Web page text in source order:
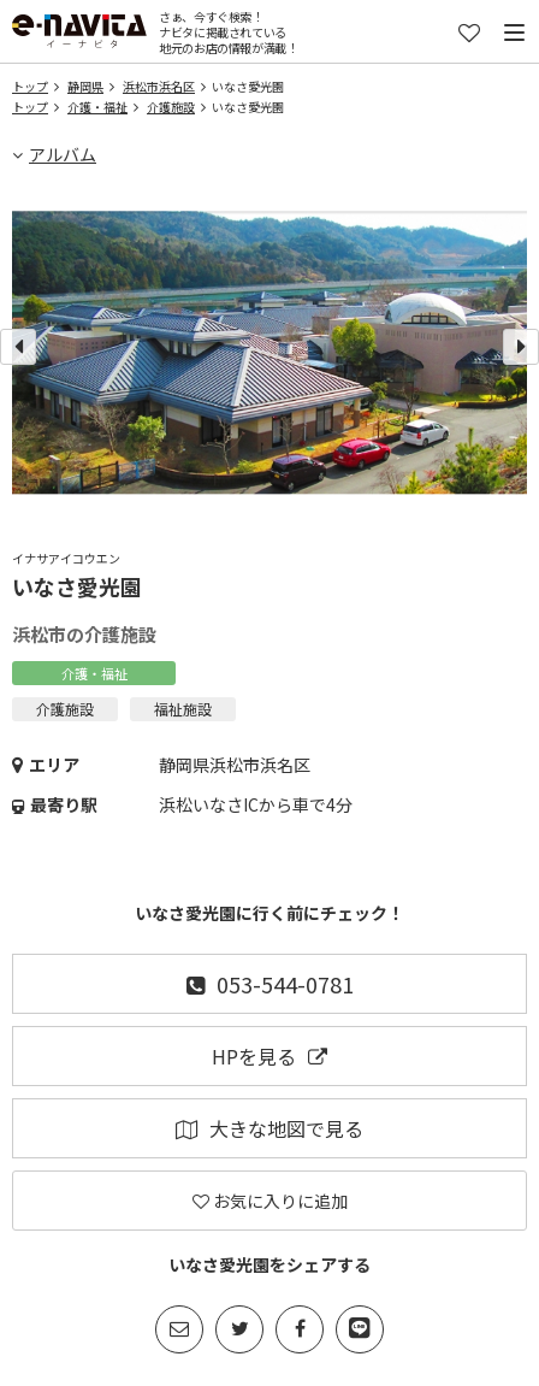
さぁ、今すぐ検索！
ナビタに掲載されている
地元のお店の情報が満載！
トップ 静岡県 浜松市浜名区
いなさ愛光園
トップ
介護・福祉 介護施設 いなさ愛光園
アルバム
イナサアイコウエン
いなさ愛光園
浜松市の介護施設
介護・福祉
介護施設 福祉施設
エリア
静岡県浜松市浜名区
最寄り駅
浜松いなさICから車で4分
いなさ愛光園に行く前にチェック！
053-544-0781
HPを見る
大きな地図で見る
お気に入りに追加
いなさ愛光園をシェアする